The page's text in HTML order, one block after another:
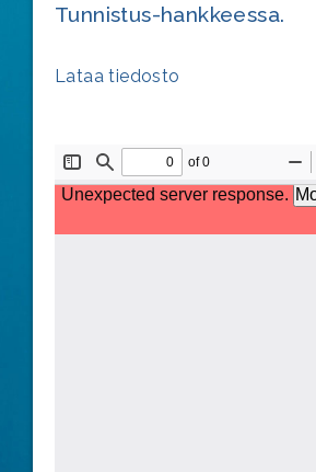
Tunnistus-hankkeessa.
Lataa tiedosto